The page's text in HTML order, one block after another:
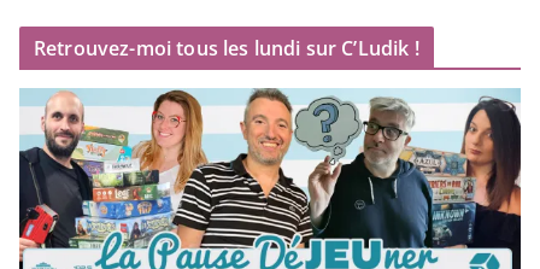
Retrouvez-moi tous les lundi sur C’Ludik !